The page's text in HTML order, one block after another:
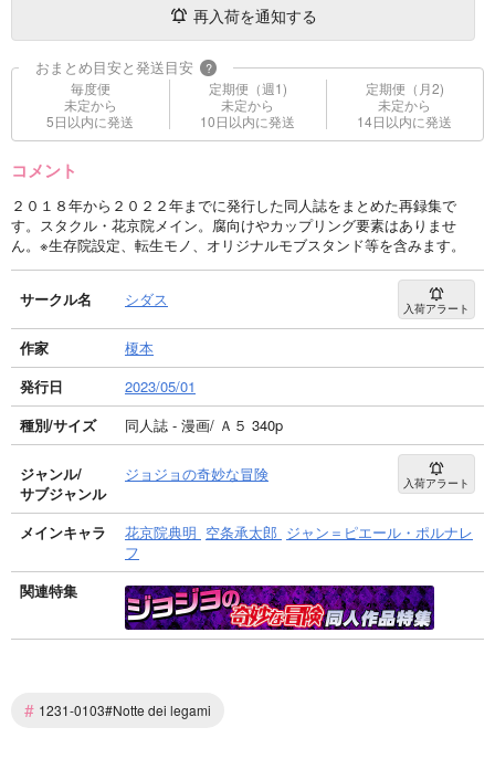
再入荷を通知する
おまとめ目安と発送目安 ?
毎度便
未定から
5日以内に発送
定期便（週1)
未定から
10日以内に発送
定期便（月2)
未定から
14日以内に発送
コメント
２０１８年から２０２２年までに発行した同人誌をまとめた再録集で
す。スタクル・花京院メイン。腐向けやカップリング要素はありませ
ん。※生存院設定、転生モノ、オリジナルモブスタンド等を含みます。
サークル名 シダス 入荷アラート
作家
榎本
発行日
2023/05/01
種別/サイズ
同人誌 - 漫画/ Ａ５ 340p
ジャンル/
サブジャンル
ジョジョの奇妙な冒険 入荷アラート
メインキャラ 花京院典明 空条承太郎 ジャン＝ピエール・ポルナレ
フ
関連特集
# 1231-0103#Notte dei legami